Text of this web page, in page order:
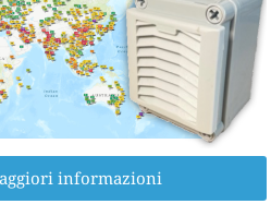
informazioni